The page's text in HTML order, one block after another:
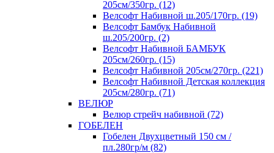
205см/350гр. (12)
Велсофт Набивной ш.205/170гр. (19)
Велсофт Бамбук Набивной
ш.205/200гр. (2)
Велсофт Набивной БАМБУК
205см/260гр. (15)
Велсофт Набивной 205см/270гр. (221)
Велсофт Набивной Детская коллекция
205см/280гр. (71)
ВЕЛЮР
Велюр стрейч набивной (72)
ГОБЕЛЕН
Гобелен Двухцветный 150 см /
пл.280гр/м (82)